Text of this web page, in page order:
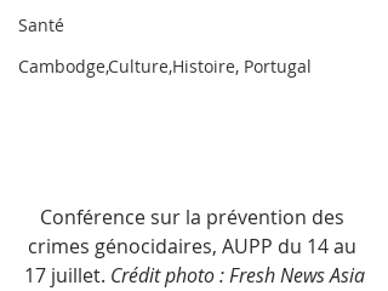
Santé
Cambodge,Culture,Histoire, Portugal
Conférence sur la prévention des
crimes génocidaires, AUPP du 14 au
17 juillet. Crédit photo : Fresh News Asia